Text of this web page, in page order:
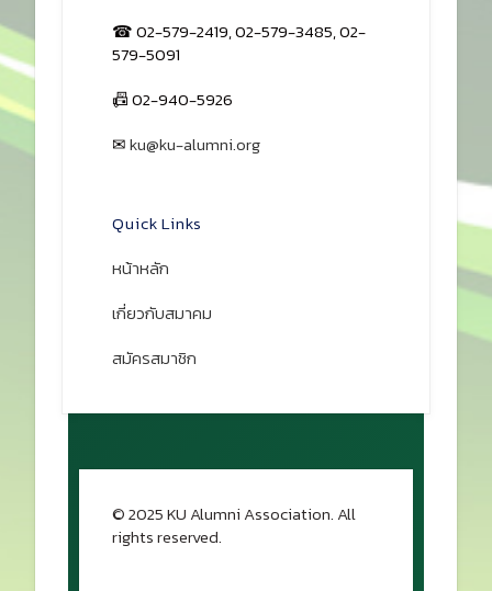
☎ 02-579-2419, 02-579-3485, 02-
579-5091
📠 02-940-5926
✉ku@ku-alumni.org
Quick Links
หน้าหลัก
เกี่ยวกับสมาคม
สมัครสมาชิก
© 2025 KU Alumni Association. All
rights reserved.